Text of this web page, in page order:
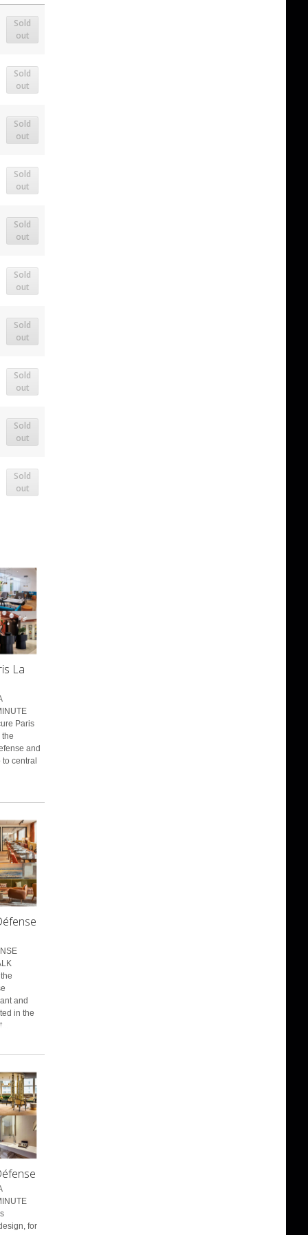
Sold
out
Sold
out
Sold
out
Sold
out
Sold
out
Sold
out
Sold
out
Sold
out
Sold
out
Sold
out
La
Paris
and
to central
and
in the
for